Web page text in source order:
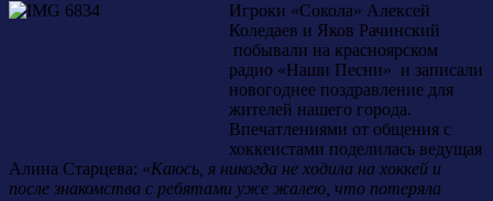
Игроки «Сокола» Алексей
Коледаев и Яков Рачинский
побывали на красноярском
радио «Наши Песни» и записали
новогоднее поздравление для
жителей нашего города.
Впечатлениями от общения с
хоккеистами поделилась ведущая
Алина Старцева: «Каюсь, я никогда не ходила на хоккей и
после знакомства с ребятами уже жалею, что потеряла